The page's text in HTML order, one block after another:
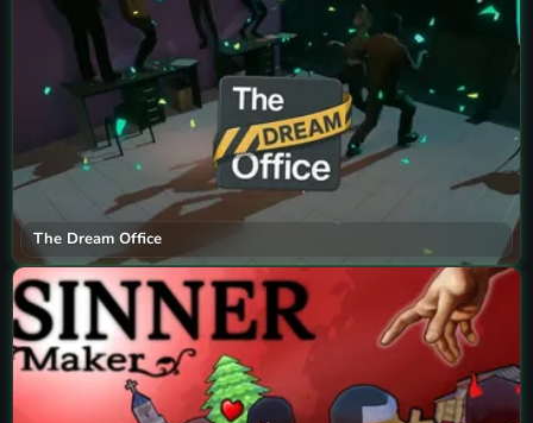
The Dream Office